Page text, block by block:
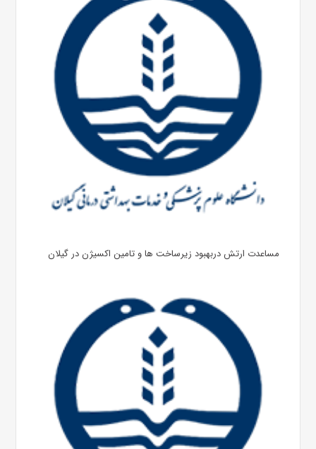
مساعدت ارتش دربهبود زیرساخت ها و تامین اکسیژن در گیلان